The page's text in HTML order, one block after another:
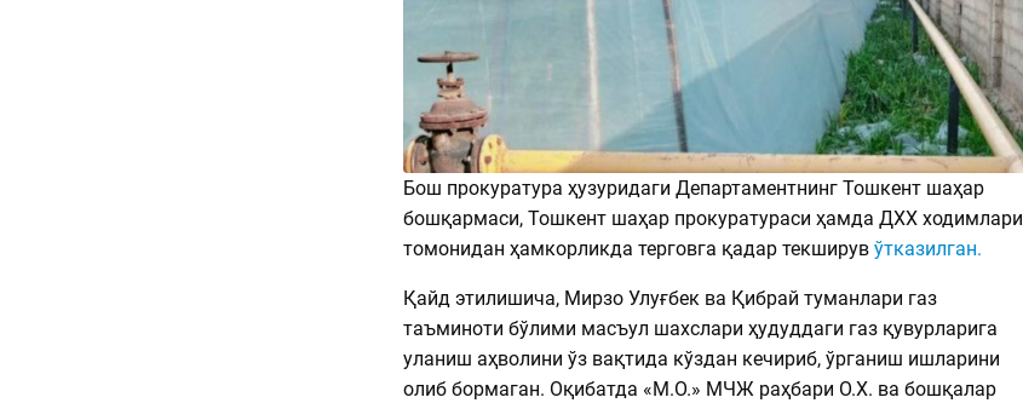
Бош прокуратура ҳузуридаги Департаментнинг Тошкент шаҳар
бошқармаси, Тошкент шаҳар прокуратураси ҳамда ДХХ ходимлари
томонидан ҳамкорликда терговга қадар текширув ўтказилган.
Қайд этилишича, Мирзо Улуғбек ва Қибрай туманлари газ
таъминоти бўлими масъул шахслари ҳудуддаги газ қувурларига
уланиш аҳволини ўз вақтида кўздан кечириб, ўрганиш ишларини
олиб бормаган. Оқибатда «М.О.» МЧЖ раҳбари О.Х. ва бошқалар